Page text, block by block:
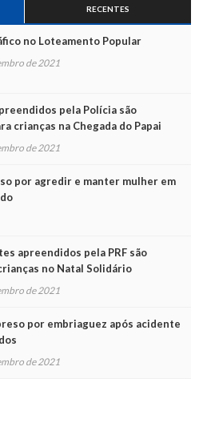
RECENTES
no Loteamento Popular
de 2021
pela Polícia são
crianças na Chegada do Papai
de 2021
por agredir e manter mulher em
apreendidos pela PRF são
no Natal Solidário
de 2021
por embriaguez após acidente
de 2021